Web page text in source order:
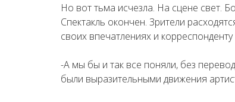
Но вот тьма исчезла. На сцене свет.
Спектакль окончен. Зрители
своих впечатлениях и
-А мы бы и так все поняли, без
были выразительными движения